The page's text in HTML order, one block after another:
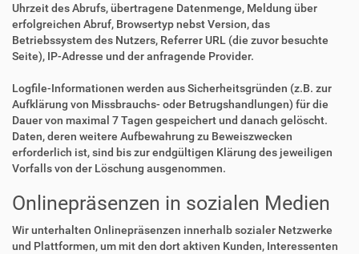
Uhrzeit des Abrufs, übertragene Datenmenge, Meldung über
erfolgreichen Abruf, Browsertyp nebst Version, das
Betriebssystem des Nutzers, Referrer URL (die zuvor besuchte
Seite), IP-Adresse und der anfragende Provider.
Logfile-Informationen werden aus Sicherheitsgründen (z.B. zur
Aufklärung von Missbrauchs- oder Betrugshandlungen) für die
Dauer von maximal 7 Tagen gespeichert und danach gelöscht.
Daten, deren weitere Aufbewahrung zu Beweiszwecken
erforderlich ist, sind bis zur endgültigen Klärung des jeweiligen
Vorfalls von der Löschung ausgenommen.
Onlinepräsenzen in sozialen Medien
Wir unterhalten Onlinepräsenzen innerhalb sozialer Netzwerke
und Plattformen, um mit den dort aktiven Kunden, Interessenten